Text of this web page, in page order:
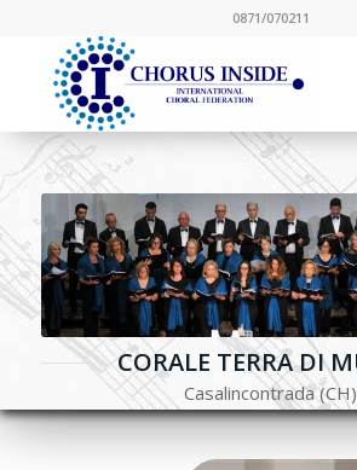
0871/070211
CORALE TERRA DI
Casalincontrada (CH)